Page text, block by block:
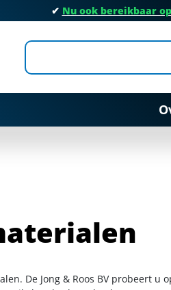
✔ Nu ook bereikbaar
De Jong & Roos BV probeert u